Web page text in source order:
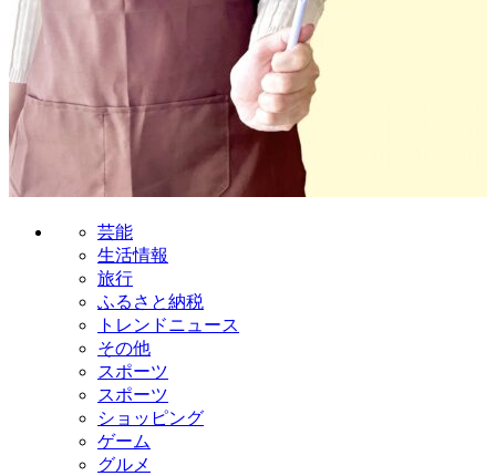
芸能
生活情報
旅行
ふるさと納税
トレンドニュース
その他
スポーツ
スポーツ
ショッピング
ゲーム
グルメ